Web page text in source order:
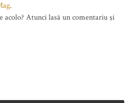
.
Atunci lasă un comentariu şi